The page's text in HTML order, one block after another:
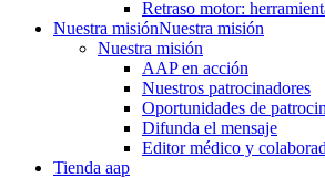
Retraso motor:
Nuestra misiónNuestra misión
Nuestra misión
AAP en acción
Nuestros patrocinadores
Oportunidades de
Difunda el mensaje
Editor médico y
Tienda aap